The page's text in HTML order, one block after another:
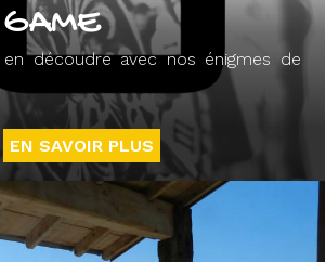
découdre avec nos énigmes de
EN SAVOIR PLUS